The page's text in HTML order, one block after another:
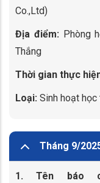
Co.,Ltd)
Địa điểm: Phòng
Thắng
Thời gian thực
Loại: Sinh hoạt học
Tháng 9/
1. Tên báo